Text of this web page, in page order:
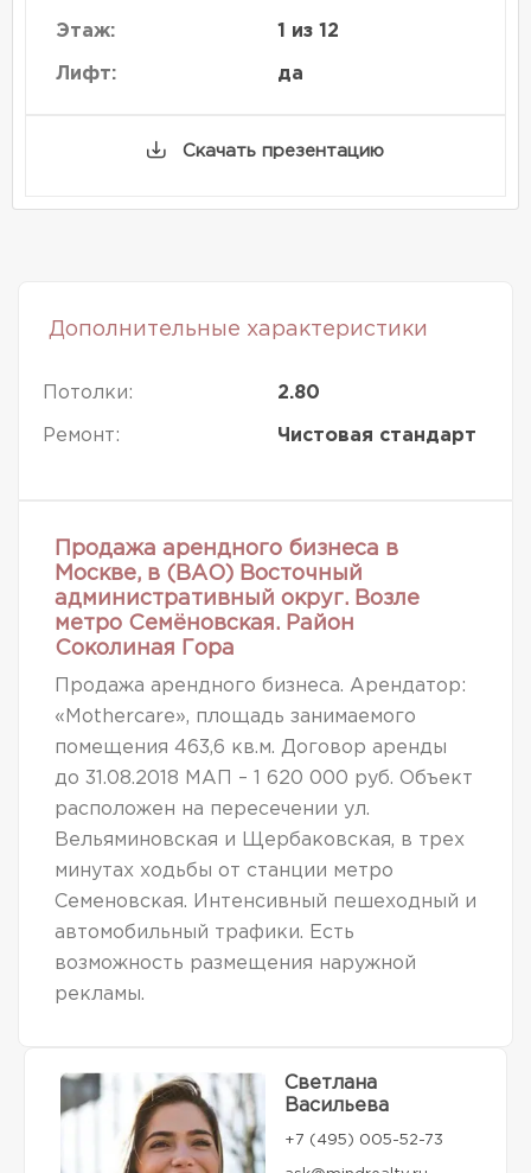
Этаж: 1 из 12
Лифт: да
Скачать презентацию
Дополнительные характеристики
Потолки: 2.80
Ремонт: Чистовая стандарт
Продажа арендного бизнеса в
Москве, в (ВАО) Восточный
административный округ. Возле
метро Семёновская. Район
Соколиная Гора
Продажа арендного бизнеса. Арендатор:
«Mothercare», площадь занимаемого
помещения 463,6 кв.м. Договор аренды
до 31.08.2018 МАП – 1 620 000 руб. Объект
расположен на пересечении ул.
Вельяминовская и Щербаковская, в трех
минутах ходьбы от станции метро
Семеновская. Интенсивный пешеходный и
автомобильный трафики. Есть
возможность размещения наружной
рекламы.
Светлана
Васильева
+7 (495) 005-52-73